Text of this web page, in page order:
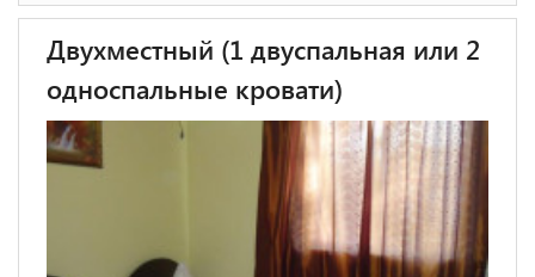
Двухместный (1 двуспальная или 2
односпальные кровати)